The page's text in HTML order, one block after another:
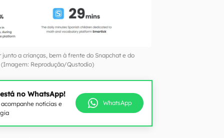
junto a crianças, bem à frente do Snapchat e do
(Imagem: Reprodução/Qustodio)
no WhatsApp!
notícias e
WhatsApp